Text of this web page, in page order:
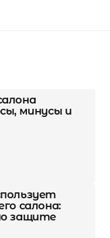
минусы и
салона:
защите